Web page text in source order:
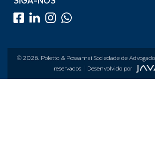
© 2026. Poletto & Possamai Sociedade de
reservados. | Desenvolvido por